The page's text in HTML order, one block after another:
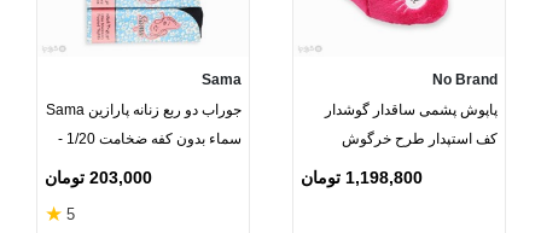
No Brand
پاپوش پشمی ساقدار گوشدار
کف استپدار طرح خرگوش
1,198,800 تومان
Sama
جوراب دو ربع زنانه پارازین Sama
سماء بدون کفه ضخامت 1/20 -
203,000 تومان
5
★